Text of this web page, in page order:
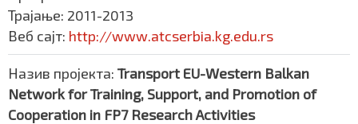
Трајање: 2011-2013
Веб сајт: http://www.atcserbia.kg.edu.rs
Назив пројекта: Transport EU-Western Balkan
Network for Training, Support, and Promotion of
Cooperation in FP7 Research Activities